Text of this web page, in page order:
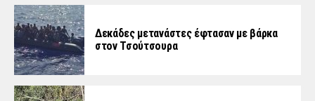
Δεκάδες μετανάστες έφτασαν με βάρκα
στον Τσούτσουρα